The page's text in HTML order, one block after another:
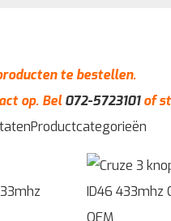
te bestellen.
op. Bel072-5723101of
Productcategorieën